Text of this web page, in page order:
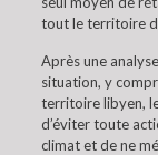
tout le territoire
Après une
situation, y
territoire libyen,
d’éviter toute
climat et de ne